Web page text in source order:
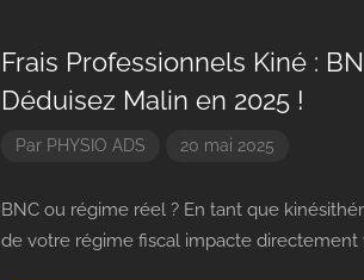
Frais Professionnels Kiné :
Déduisez Malin en 2025 !
Par PHYSIO ADS 20 mai 2025
BNC ou régime réel ? En tant que
de votre régime fiscal impacte directement